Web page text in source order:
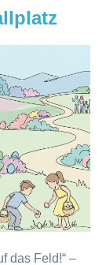
das Feld!“ –